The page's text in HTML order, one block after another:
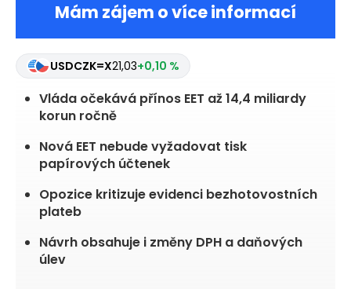
Mám zájem o více informací
USDCZK=X21,03+0,10 %
Vláda očekává přínos EET až 14,4 miliardy
korun ročně
Nová EET nebude vyžadovat tisk
papírových účtenek
Opozice kritizuje evidenci bezhotovostních
plateb
Návrh obsahuje i změny DPH a daňových
úlev